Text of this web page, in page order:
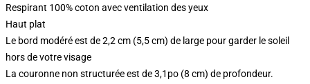
Respirant 100% coton avec ventilation des yeux
Haut plat
Le bord modéré est de 2,2 cm (5,5 cm) de large pour garder le soleil
hors de votre visage
La couronne non structurée est de 3,1po (8 cm) de profondeur.